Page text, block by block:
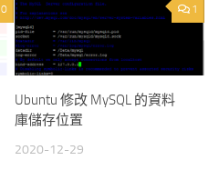
0 1
Ubuntu 修改 MySQL 的資料
庫儲存位置
2020-12-29